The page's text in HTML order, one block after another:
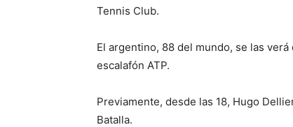
Tennis Club.
El argentino, 88 del mundo, se las
escalafón ATP.
Previamente, desde las 18, Hugo
Batalla.